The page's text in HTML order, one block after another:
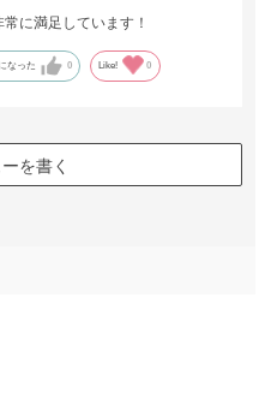
に満足しています！
なった 0 Like! 0
を書く